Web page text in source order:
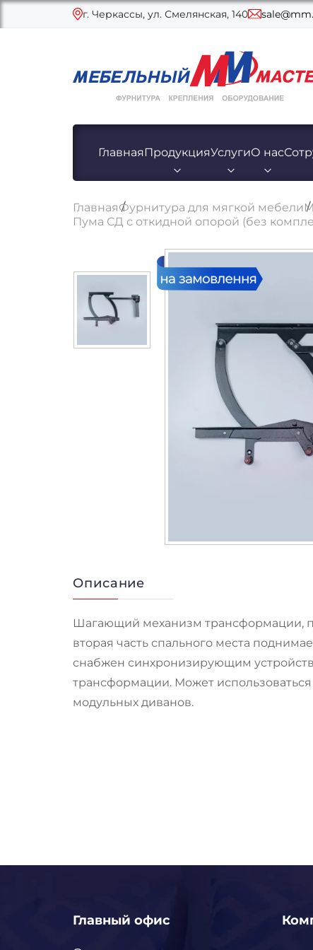
г. Черкассы, ул. Смелянская, 140
Главная ПродукцияУслугиО нас
ГлавнаяФурнитура для мягкой мебели
Пума СД с откидной опорой (без
Описание
Шагающий механизм трансформации,
вторая часть спального места
снабжен синхронизирующим
трансформации. Может
модульных диванов.
Главный офис